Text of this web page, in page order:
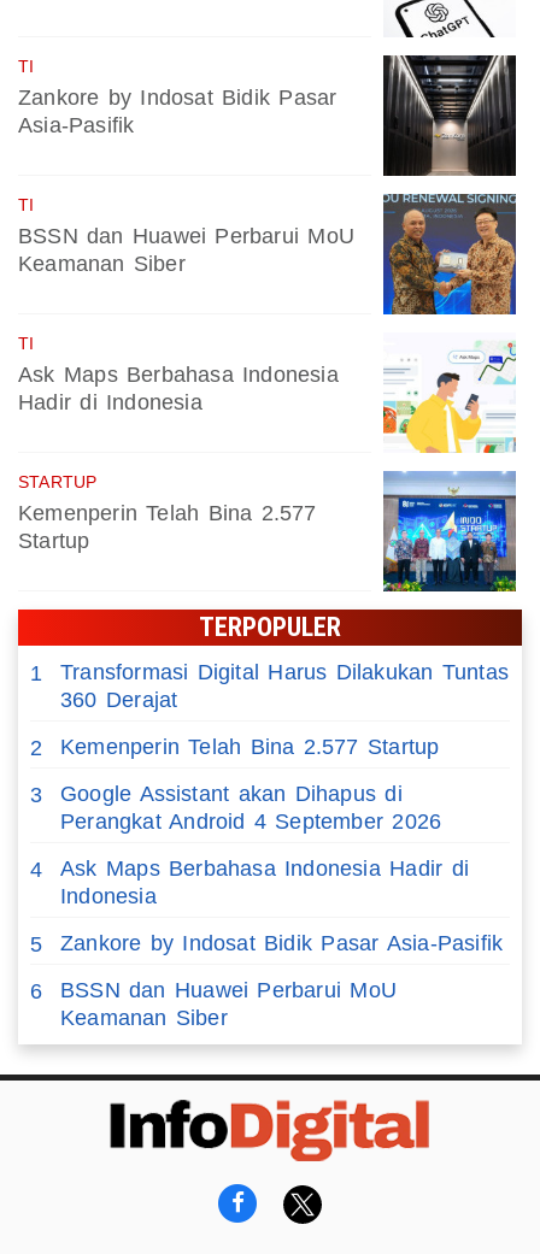
TI
Zankore by Indosat Bidik Pasar
Asia-Pasifik
TI
BSSN dan Huawei Perbarui MoU
Keamanan Siber
TI
Ask Maps Berbahasa Indonesia
Hadir di Indonesia
STARTUP
Kemenperin Telah Bina 2.577
Startup
TERPOPULER
1
Transformasi Digital Harus Dilakukan Tuntas
360 Derajat
2
Kemenperin Telah Bina 2.577 Startup
3
Google Assistant akan Dihapus di
Perangkat Android 4 September 2026
4
Ask Maps Berbahasa Indonesia Hadir di
Indonesia
5
Zankore by Indosat Bidik Pasar Asia-Pasifik
6
BSSN dan Huawei Perbarui MoU
Keamanan Siber